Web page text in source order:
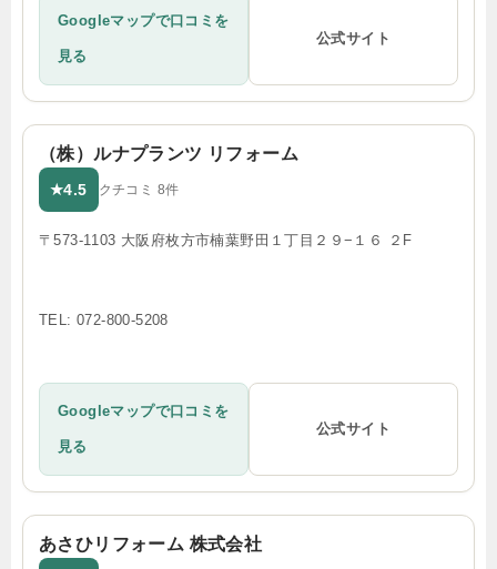
Googleマップで口コミを
見る
公式サイト
（株）ルナプランツ リフォーム
★4.5 クチコミ 8件
〒573-1103 大阪府枚方市楠葉野田１丁目２９−１６ ２F
TEL: 072-800-5208
Googleマップで口コミを
見る
公式サイト
あさひリフォーム 株式会社